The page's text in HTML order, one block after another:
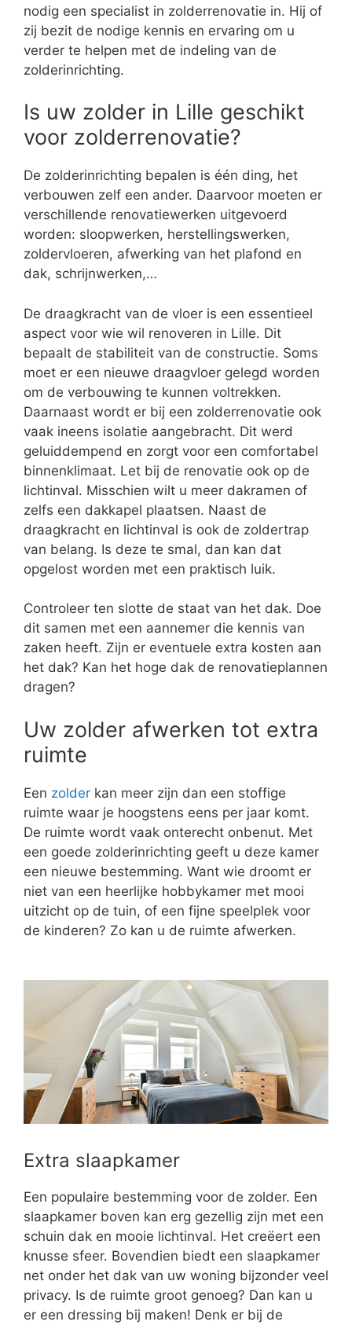
nodig een specialist in zolderrenovatie in. Hij of
zij bezit de nodige kennis en ervaring om u
verder te helpen met de indeling van de
zolderinrichting.
Is uw zolder in Lille geschikt
voor zolderrenovatie?
De zolderinrichting bepalen is één ding, het
verbouwen zelf een ander. Daarvoor moeten er
verschillende renovatiewerken uitgevoerd
worden: sloopwerken, herstellingswerken,
zoldervloeren, afwerking van het plafond en
dak, schrijnwerken,…
De draagkracht van de vloer is een essentieel
aspect voor wie wil renoveren in Lille. Dit
bepaalt de stabiliteit van de constructie. Soms
moet er een nieuwe draagvloer gelegd worden
om de verbouwing te kunnen voltrekken.
Daarnaast wordt er bij een zolderrenovatie ook
vaak ineens isolatie aangebracht. Dit werd
geluiddempend en zorgt voor een comfortabel
binnenklimaat. Let bij de renovatie ook op de
lichtinval. Misschien wilt u meer dakramen of
zelfs een dakkapel plaatsen. Naast de
draagkracht en lichtinval is ook de zoldertrap
van belang. Is deze te smal, dan kan dat
opgelost worden met een praktisch luik.
Controleer ten slotte de staat van het dak. Doe
dit samen met een aannemer die kennis van
zaken heeft. Zijn er eventuele extra kosten aan
het dak? Kan het hoge dak de renovatieplannen
dragen?
Uw zolder afwerken tot extra
ruimte
Een zolder kan meer zijn dan een stoffige
ruimte waar je hoogstens eens per jaar komt.
De ruimte wordt vaak onterecht onbenut. Met
een goede zolderinrichting geeft u deze kamer
een nieuwe bestemming. Want wie droomt er
niet van een heerlijke hobbykamer met mooi
uitzicht op de tuin, of een fijne speelplek voor
de kinderen? Zo kan u de ruimte afwerken.
Extra slaapkamer
Een populaire bestemming voor de zolder. Een
slaapkamer boven kan erg gezellig zijn met een
schuin dak en mooie lichtinval. Het creëert een
knusse sfeer. Bovendien biedt een slaapkamer
net onder het dak van uw woning bijzonder veel
privacy. Is de ruimte groot genoeg? Dan kan u
er een dressing bij maken! Denk er bij de